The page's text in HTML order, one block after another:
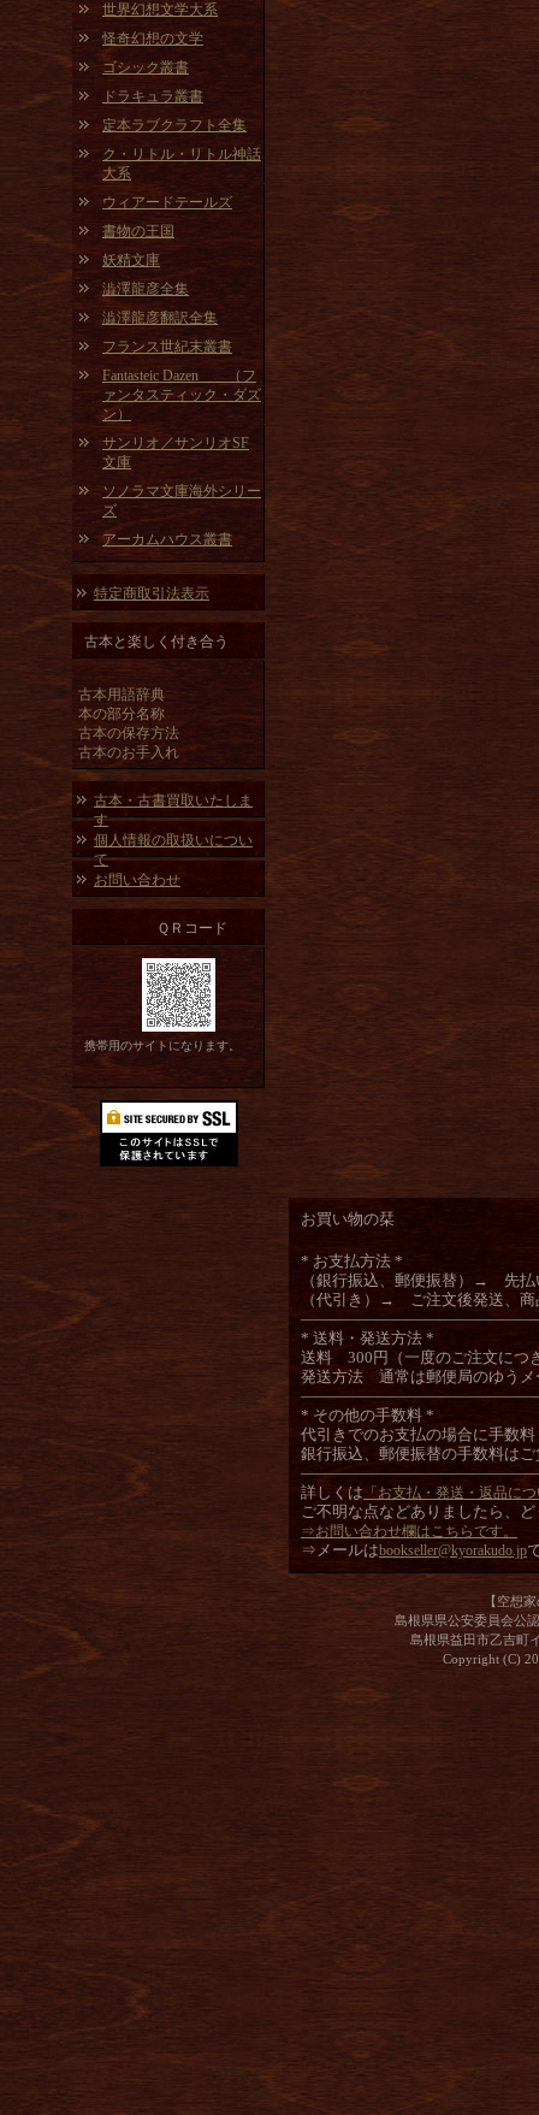
世界幻想文学大系
怪奇幻想の文学
ゴシック叢書
ドラキュラ叢書
定本ラブクラフト全集
ク・リトル・リトル神話
大系
ウィアードテールズ
書物の王国
妖精文庫
澁澤龍彦全集
澁澤龍彦翻訳全集
フランス世紀末叢書
Fantasteic Dazen （フ
ァンタスティック・ダズ
ン）
サンリオ／サンリオSF
文庫
ソノラマ文庫海外シリー
ズ
アーカムハウス叢書
特定商取引法表示
古本と楽しく付き合う
古本用語辞典
本の部分名称
古本の保存方法
古本のお手入れ
古本・古書買取いたしま
す
個人情報の取扱いについ
て
お問い合わせ
ＱＲコード
携帯用のサイトになります。
お買い物の栞
* お支払方法 *
（銀行振込、郵便振替）→ 先払
（代引き）→ ご注文後発送、商
* 送料・発送方法 *
送料 300円（一度のご注文につ
発送方法 通常は郵便局のゆうメ
* その他の手数料 *
代引きでのお支払の場合に手数
銀行振込、郵便振替の手数料は
詳しくは 「お支払・発送・返品に
ご不明な点などありましたら、
⇒お問い合わせ欄はこちらです。
⇒メールはbookseller@kyorakudo.jp
【空想
島根県県公安委員会公
島根県益田市乙吉町
Copyright (C)